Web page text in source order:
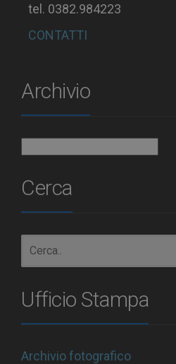
tel. 0382.984223
CONTATTI
Archivio
Cerca
Ufficio Stampa
Archivio fotografico